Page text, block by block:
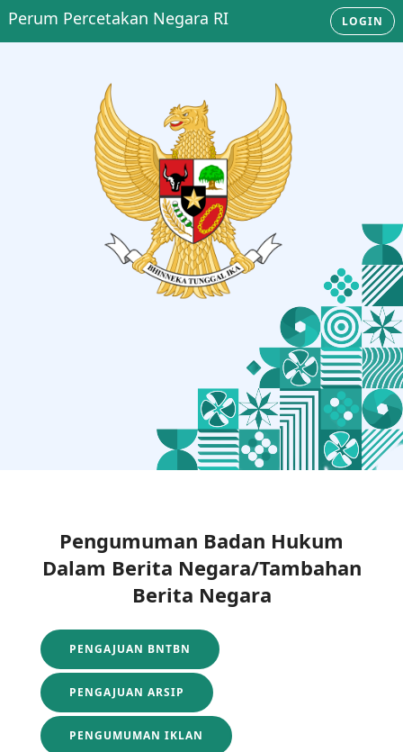
Perum Percetakan Negara RI LOGIN
Pengumuman Badan Hukum
Dalam Berita Negara/Tambahan
Berita Negara
PENGAJUAN BNTBN
PENGAJUAN ARSIP
PENGUMUMAN IKLAN